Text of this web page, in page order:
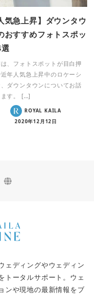
気急上昇】ダウンタウ
おすすめフォトスポッ
選
、フォトスポットが目白押
近年人気急上昇中のロケーシ
、ダウンタウンについてお話
ます。 […]
ROYAL KAILA
2020年12月12日
ェディングやウェディン
トータルサポート。ウェ
ンや現地の最新情報をブ